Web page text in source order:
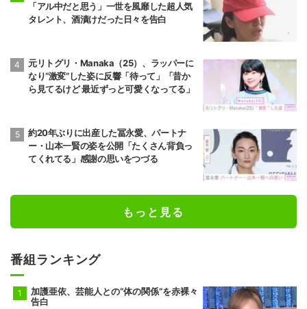
「アル中だと思う」一世を風靡した超人気
タレント、酒漬けだった日々を告白
元リトグリ・Manaka（25）、ラッパーに
なり“激変”した姿に反響「待って」「昔か
ら見てるけど 最近ずっと可愛くなってる」
約20年ぶりに出産した冨永愛、パートナ
ー・山本一賢の姿を公開「たくさん背負っ
てくれてる」感謝の思いをつづる
もっと見る
番組ランキング
加護亜依、芸能人との“体の関係”を赤裸々
告白